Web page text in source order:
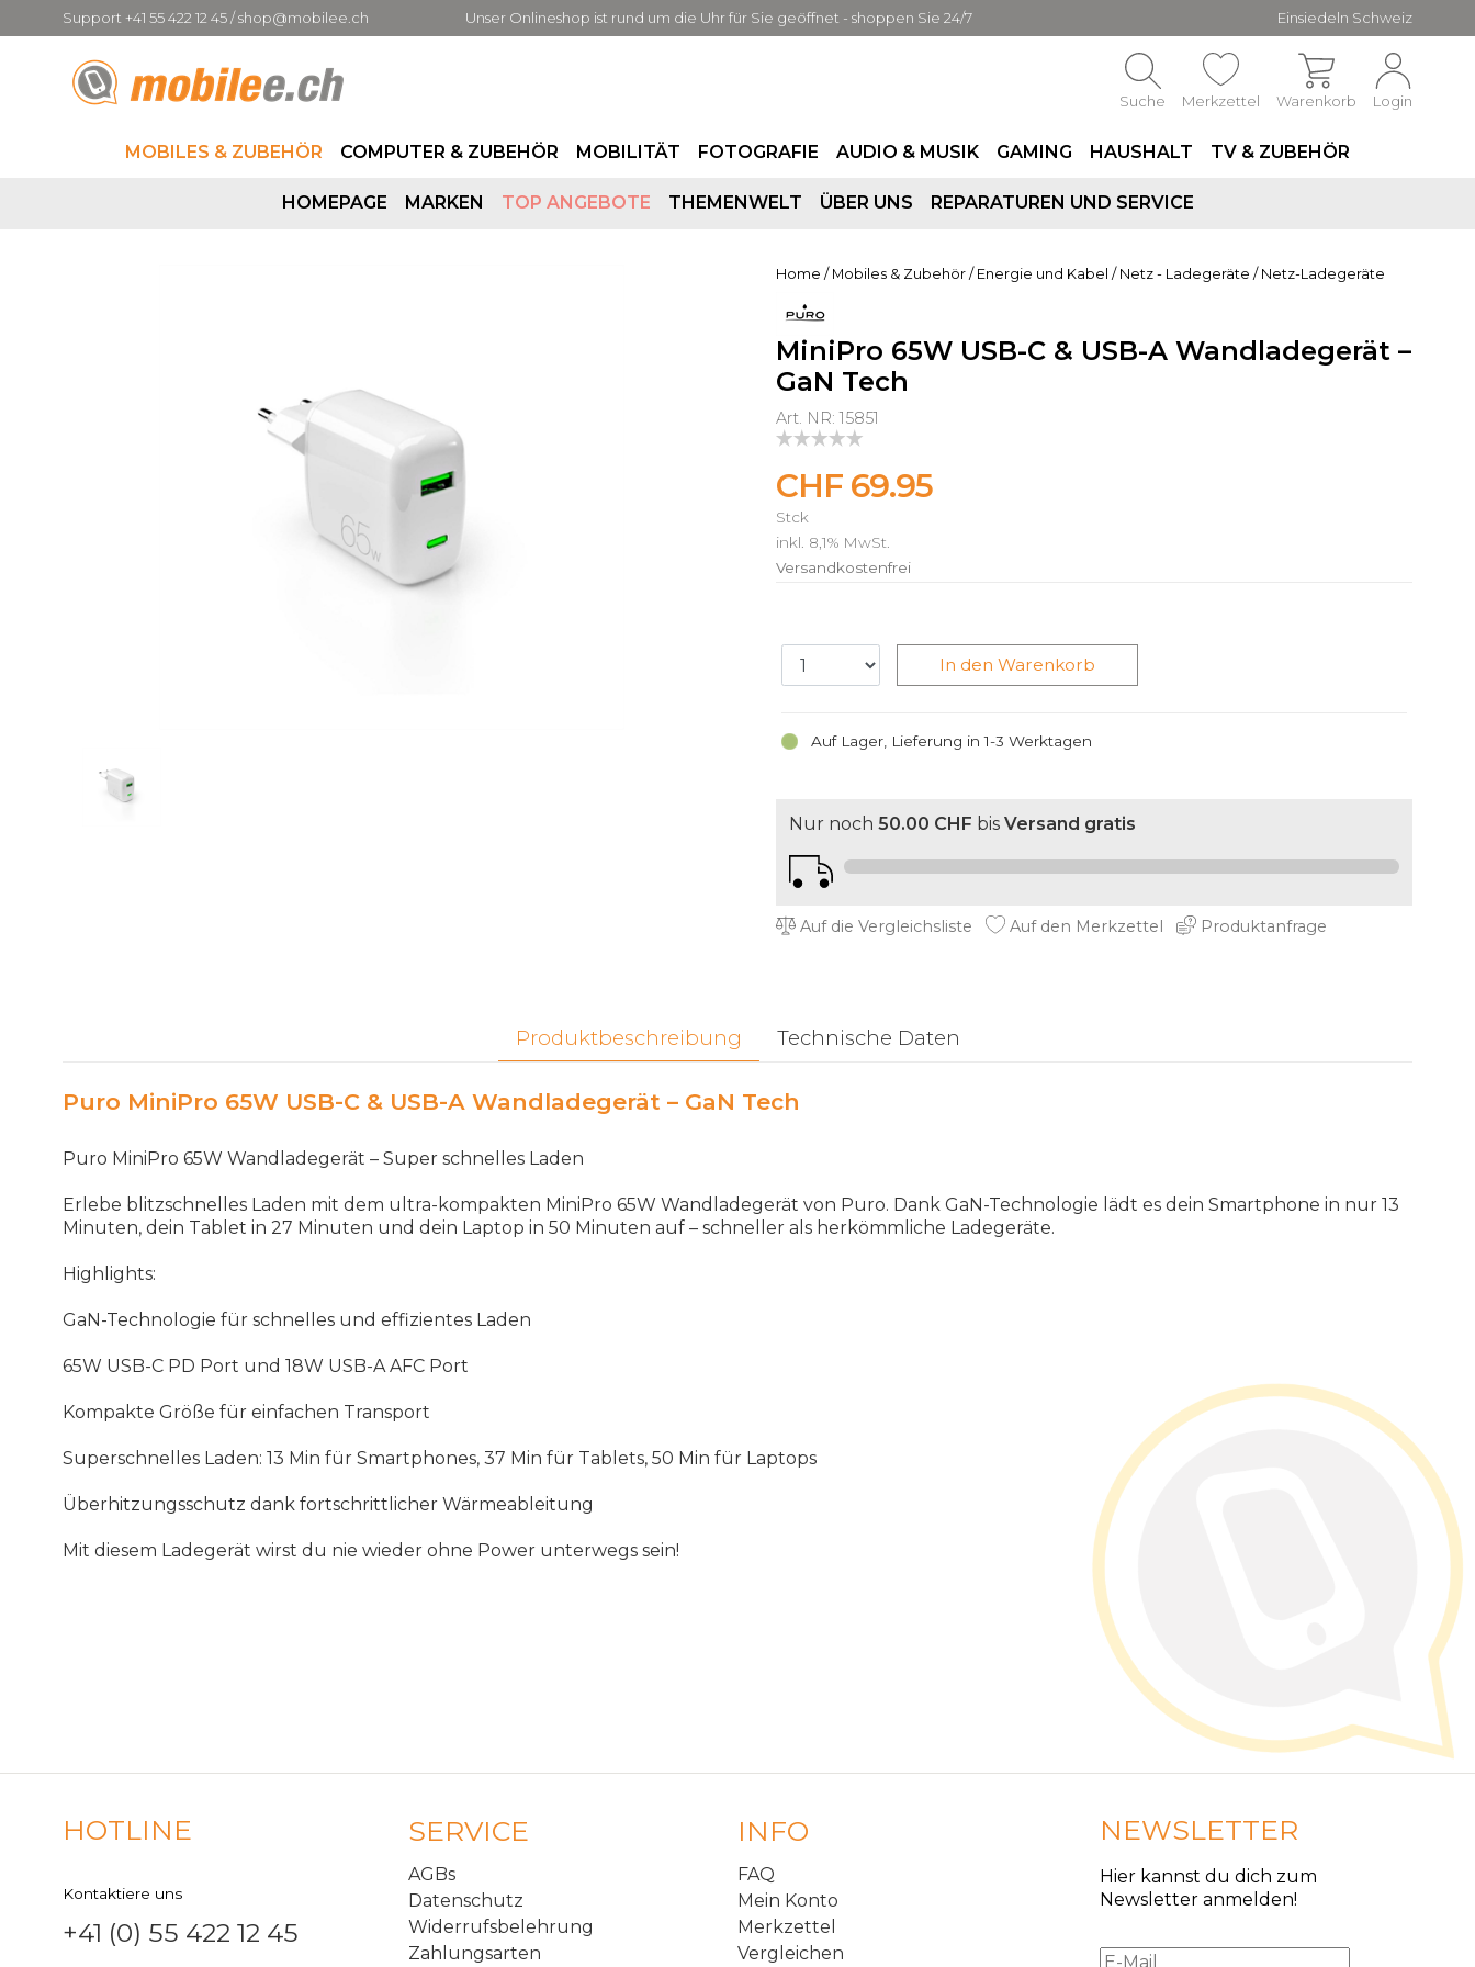
Support +41 55 422 12 45 / shop@mobilee.ch Unser Onlineshop ist rund um die Uhr für Sie geöffnet - shoppen Sie 24/7 Einsiedeln Schweiz
Suche Merkzettel Warenkorb Login
MOBILES & ZUBEHÖR COMPUTER & ZUBEHÖR MOBILITÄT FOTOGRAFIE AUDIO & MUSIK GAMING HAUSHALT TV & ZUBEHÖR
HOMEPAGE MARKEN TOP ANGEBOTE THEMENWELT ÜBER UNS REPARATUREN UND SERVICE
Home / Mobiles & Zubehör / Energie und Kabel / Netz - Ladegeräte / Netz-Ladegeräte
MiniPro 65W USB-C & USB-A Wandladegerät –
GaN Tech
Art. NR: 15851
CHF 69.95
Stck
inkl. 8,1% MwSt.
Versandkostenfrei
Auf Lager, Lieferung in 1-3 Werktagen
In den Warenkorb
Nur noch 50.00 CHF bis Versand gratis
Auf die Vergleichsliste Auf den Merkzettel Produktanfrage
Produktbeschreibung Technische Daten
Puro MiniPro 65W USB-C & USB-A Wandladegerät – GaN Tech
Puro MiniPro 65W Wandladegerät – Super schnelles Laden
Erlebe blitzschnelles Laden mit dem ultra- kompakten MiniPro 65W Wandladegerät von Puro. Dank GaN -Technologie ädt es dein Smartphone in nur 13
Minuten, dein Tablet in 27 Minuten und dein Laptop in 50 Minuten auf – schneller als herkömmliche Ladegeräte.
Highlights:
GaN -Technologie für schnelles und effizientes Laden
65W USB-C PD Port und 18W USB-A AFC Port
Kompakte Größe für einfachen Transport
Superschnelles Laden: 13 Min für Smartphones, 37 Min für Tablets, 50 Min für Laptops
Überhitzungsschutz dank fortschrittlicher Wärmeableitung
Mit diesem Ladegerät wirst du nie wieder ohne Power unterwegs sein!
HOTLINE
Kontaktiere uns
+41 (0) 55 422 12 45
SERVICE
AGBs
Datenschutz
Widerrufsbelehrung
Zahlungsarten
INFO
FAQ
Mein Konto
Merkzettel
Vergleichen
NEWSLETTER
Hier kannst du dich zum
Newsletter anmelden!